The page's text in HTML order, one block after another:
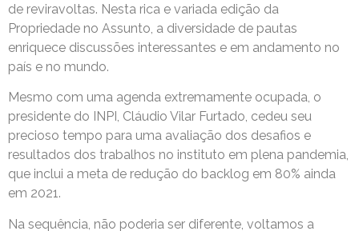
de reviravoltas. Nesta rica e variada edição da
Propriedade no Assunto, a diversidade de pautas
enriquece discussões interessantes e em andamento no
país e no mundo.
Mesmo com uma agenda extremamente ocupada, o
presidente do INPI, Cláudio Vilar Furtado, cedeu seu
precioso tempo para uma avaliação dos desafios e
resultados dos trabalhos no instituto em plena pandemia,
que inclui a meta de redução do backlog em 80% ainda
em 2021.
Na sequência, não poderia ser diferente, voltamos a